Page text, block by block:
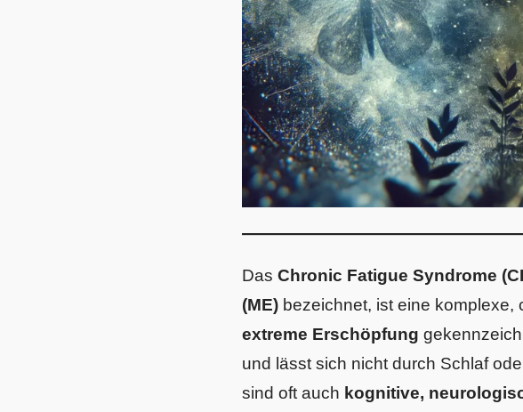
Das Chronic Fatigue Syndrome
(ME) bezeichnet, ist eine
extreme Erschöpfung
und lässt sich nicht durch Schlaf
sind oft auch kognitive,